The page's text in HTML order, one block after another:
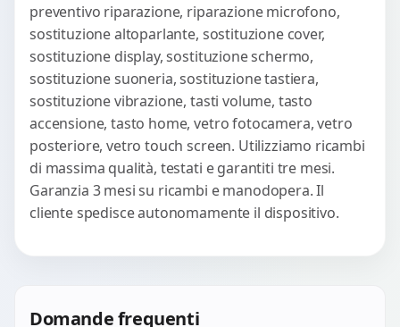
preventivo riparazione, riparazione microfono,
sostituzione altoparlante, sostituzione cover,
sostituzione display, sostituzione schermo,
sostituzione suoneria, sostituzione tastiera,
sostituzione vibrazione, tasti volume, tasto
accensione, tasto home, vetro fotocamera, vetro
posteriore, vetro touch screen. Utilizziamo ricambi
di massima qualità, testati e garantiti tre mesi.
Garanzia 3 mesi su ricambi e manodopera. Il
cliente spedisce autonomamente il dispositivo.
Domande frequenti